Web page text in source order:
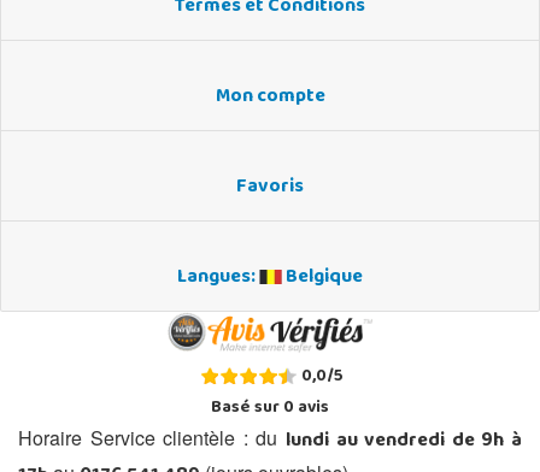
Mon compte
Favoris
Langues: Belgique
0,0/5
Basé sur0avis
Horaire Service clientèle : du lundi au vendredi de 9h à